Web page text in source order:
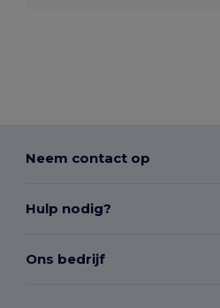
Neem contact op
Hulp nodig?
Ons bedrijf